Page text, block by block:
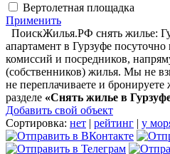
Вертолетная площадка
Применить
ПоискЖилья.РФ снять жилье:
апартамент в Гурзуфе
комиссий и посредников,
(собственников) жилья. Мы не
не переплачиваете и
разделе «Снять жилье в
Добавить свой объект
Сортировка: нет | рейтинг | у